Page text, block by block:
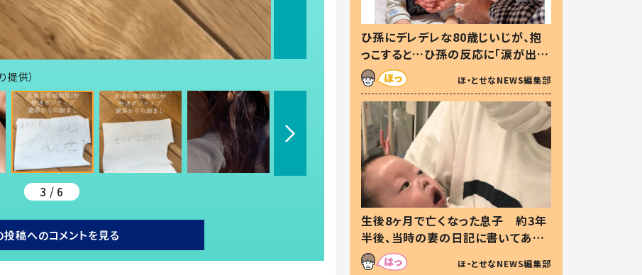
供）
3 / 6
投稿へのコメントを見る
ひ孫にデレデレな80歳じいじが、抱
っこすると…ひ孫の反応に「涙が出ま
した」「可愛くて仕方ない」
ほ・とせなNEWS編集部
生後8ヶ月で亡くなった息子 約3年
半後、当時の妻の日記に書いてあっ
た本音とは
ほ・とせなNEWS編集部